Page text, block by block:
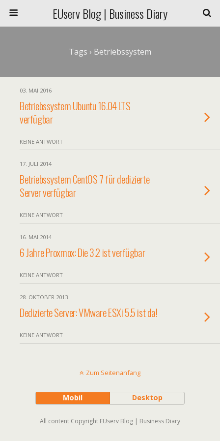
EUserv Blog | Business Diary
Tags › Betriebssystem
03. MAI 2016
Betriebssystem Ubuntu 16.04 LTS
verfügbar
KEINE ANTWORT
17. JULI 2014
Betriebssystem CentOS 7 für dedizierte
Server verfügbar
KEINE ANTWORT
16. MAI 2014
6 Jahre Proxmox: Die 3.2 ist verfügbar
KEINE ANTWORT
28. OKTOBER 2013
Dedizierte Server: VMware ESXi 5.5 ist da!
KEINE ANTWORT
Zum Seitenanfang
Mobil Desktop
All content Copyright EUserv Blog | Business Diary